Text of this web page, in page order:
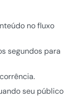
no fluxo
segundos para
seu público